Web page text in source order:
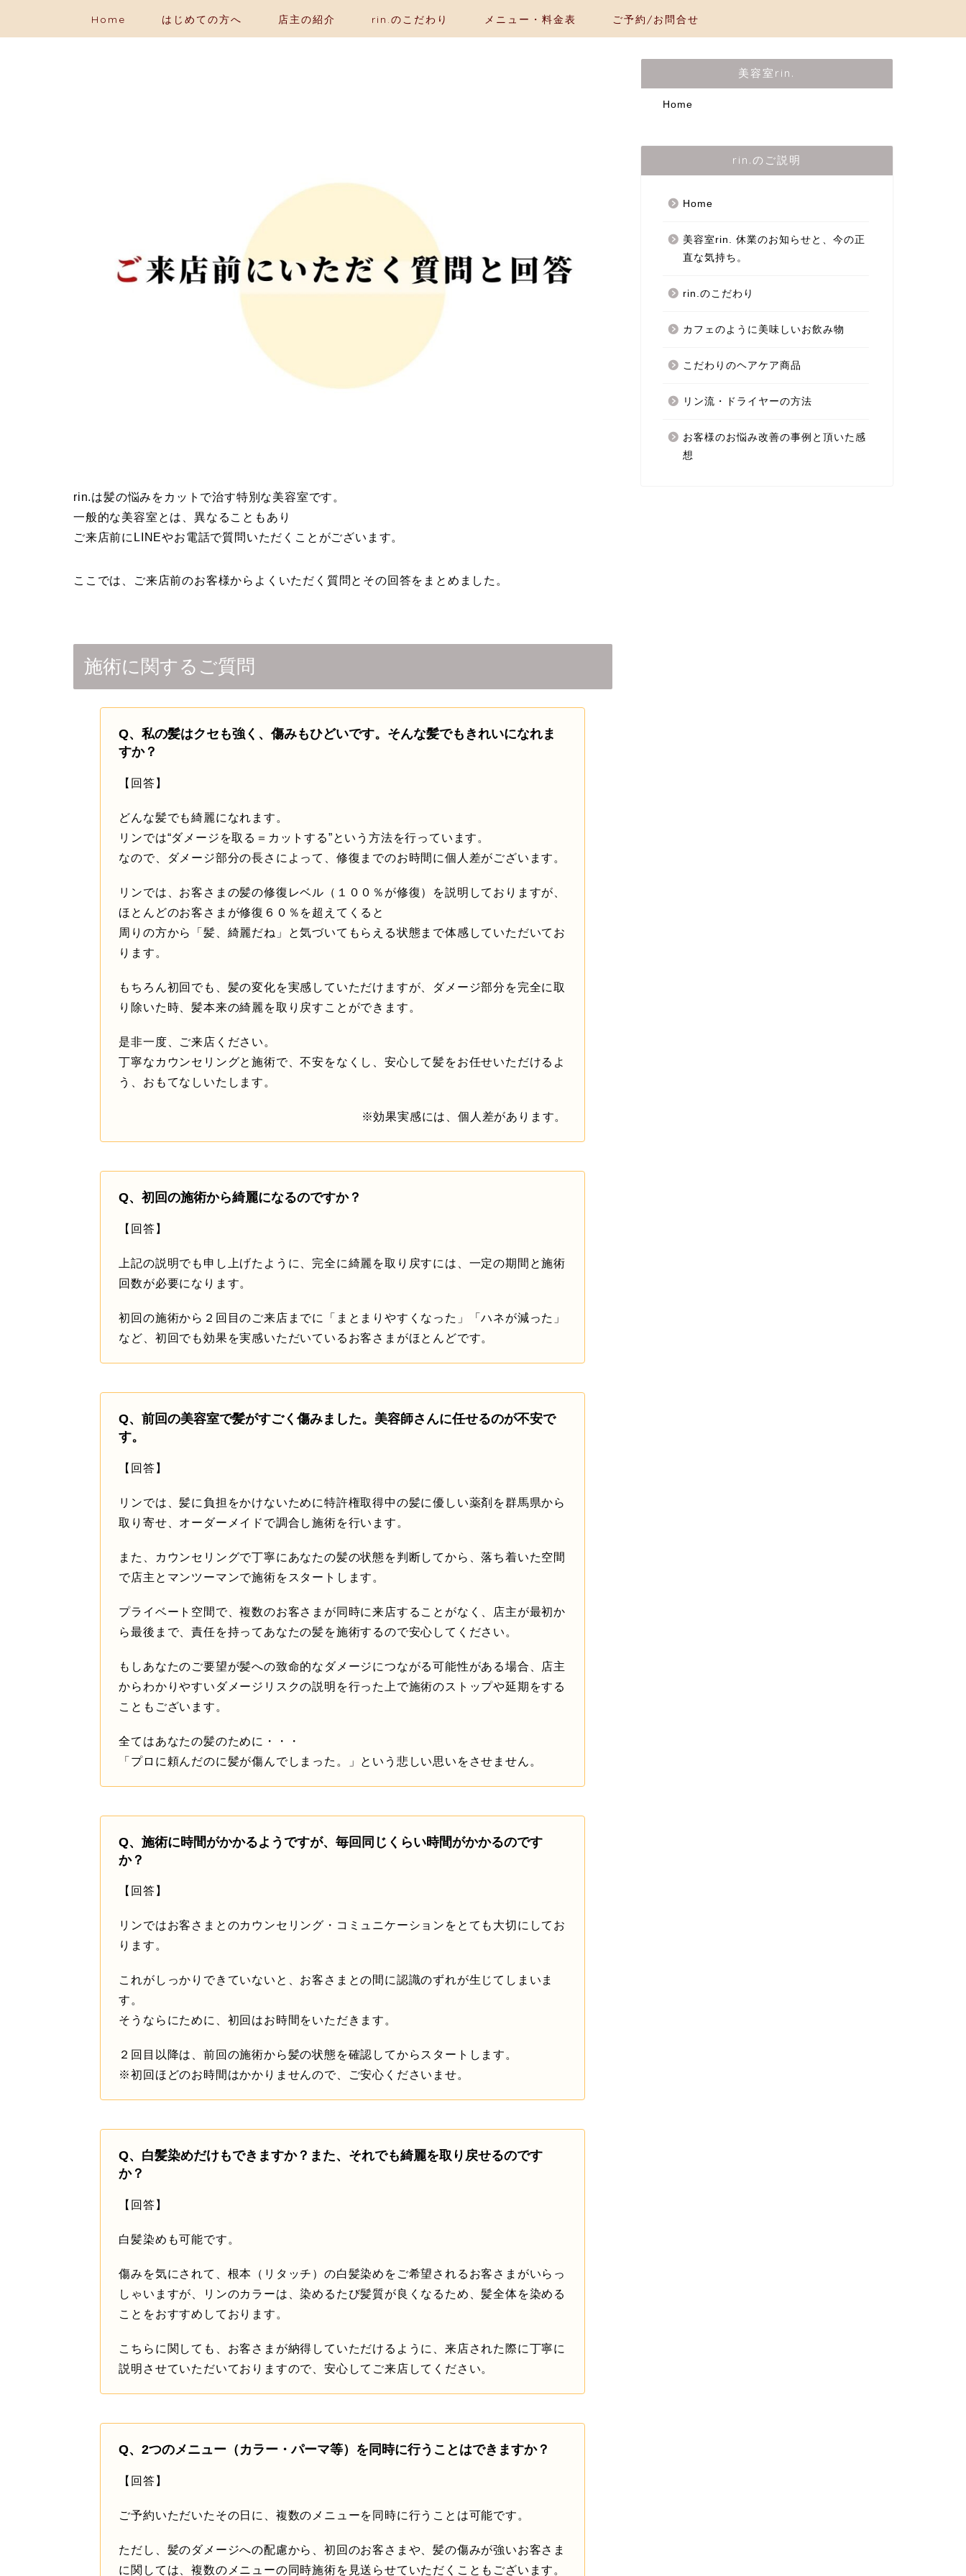
Home はじめての方へ 店主の紹介 rin.のこだわり メニュー・料金表 ご予約/お問合せ
rin.は髪の悩みをカットで治す特別な美容室です。
一般的な美容室とは、異なることもあり
ご来店前にLINEやお電話で質問いただくことがございます。
ここでは、ご来店前のお客様からよくいただく質問とその回答をまとめました。
施術に関するご質問
Q、私の髪はクセも強く、傷みもひどいです。そんな髪でもきれいになれま
すか？
【回答】
どんな髪でも綺麗になれます。
リンでは“ダメージを取る＝カットする”という方法を行っています。
なので、ダメージ部分の長さによって、修復までのお時間に個人差がございます。
リンでは、お客さまの髪の修復レベル（１００％が修復）を説明しておりますが、
ほとんどのお客さまが修復６０％を超えてくると
周りの方から「髪、綺麗だね」と気づいてもらえる状態まで体感していただいてお
ります。
もちろん初回でも、髪の変化を実感していただけますが、ダメージ部分を完全に取
り除いた時、髪本来の綺麗を取り戻すことができます。
是非一度、ご来店ください。
丁寧なカウンセリングと施術で、不安をなくし、安心して髪をお任せいただけるよ
う、おもてなしいたします。
※効果実感には、個人差があります。
Q、初回の施術から綺麗になるのですか？
【回答】
上記の説明でも申し上げたように、完全に綺麗を取り戻すには、一定の期間と施術
回数が必要になります。
初回の施術から２回目のご来店までに「まとまりやすくなった」「ハネが減った」
など、初回でも効果を実感いただいているお客さまがほとんどです。
Q、前回の美容室で髪がすごく傷みました。美容師さんに任せるのが不安で
す。
【回答】
リンでは、髪に負担をかけないために特許権取得中の髪に優しい薬剤を群馬県から
取り寄せ、オーダーメイドで調合し施術を行います。
また、カウンセリングで丁寧にあなたの髪の状態を判断してから、落ち着いた空間
で店主とマンツーマンで施術をスタートします。
プライベート空間で、複数のお客さまが同時に来店することがなく、店主が最初か
ら最後まで、責任を持ってあなたの髪を施術するので安心してください。
もしあなたのご要望が髪への致命的なダメージにつながる可能性がある場合、店主
からわかりやすいダメージリスクの説明を行った上で施術のストップや延期をする
こともございます。
全てはあなたの髪のために・・・
「プロに頼んだのに髪が傷んでしまった。」という悲しい思いをさせません。
Q、施術に時間がかかるようですが、毎回同じくらい時間がかかるのです
か？
【回答】
リンではお客さまとのカウンセリング・コミュニケーションをとても大切にしてお
ります。
これがしっかりできていないと、お客さまとの間に認識のずれが生じてしまいま
す。
そうならにために、初回はお時間をいただきます。
２回目以降は、前回の施術から髪の状態を確認してからスタートします。
※初回ほどのお時間はかかりませんので、ご安心くださいませ。
Q、白髪染めだけもできますか？また、それでも綺麗を取り戻せるのです
か？
【回答】
白髪染めも可能です。
傷みを気にされて、根本（リタッチ）の白髪染めをご希望されるお客さまがいらっ
しゃいますが、リンのカラーは、染めるたび髪質が良くなるため、髪全体を染める
ことをおすすめしております。
こちらに関しても、お客さまが納得していただけるように、来店された際に丁寧に
説明させていただいておりますので、安心してご来店してください。
Q、2つのメニュー（カラー・パーマ等）を同時に行うことはできますか？
【回答】
ご予約いただいたその日に、複数のメニューを同時に行うことは可能です。
ただし、髪のダメージへの配慮から、初回のお客さまや、髪の傷みが強いお客さま
に関しては、複数のメニューの同時施術を見送らせていただくこともございます。
美容室rin.
Home
rin.のご説明
Home
美容室rin. 休業のお知らせと、今の正
直な気持ち。
rin.のこだわり
カフェのように美味しいお飲み物
こだわりのヘアケア商品
リン流・ドライヤーの方法
お客様のお悩み改善の事例と頂いた感
想